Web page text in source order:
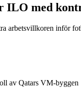
ILO med
arbetsvillkoren inför